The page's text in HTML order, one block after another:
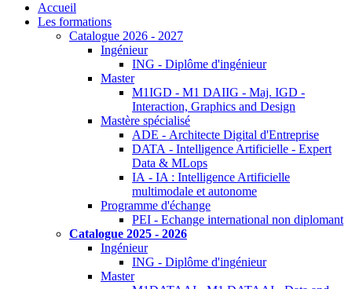
Accueil
Les formations
Catalogue 2026 - 2027
Ingénieur
ING - Diplôme d'ingénieur
Master
M1IGD - M1 DAIIG - Maj. IGD -
Interaction, Graphics and Design
Mastère spécialisé
ADE - Architecte Digital d'Entreprise
DATA - Intelligence Artificielle - Expert
Data & MLops
IA - IA : Intelligence Artificielle
multimodale et autonome
Programme d'échange
PEI - Echange international non diplomant
Catalogue 2025 - 2026
Ingénieur
ING - Diplôme d'ingénieur
Master